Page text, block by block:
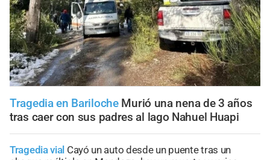
Tragedia en Bariloche Murió una nena de 3 años
tras caer con sus padres al lago Nahuel Huapi
Tragedia vial Cayó un auto desde un puente tras un